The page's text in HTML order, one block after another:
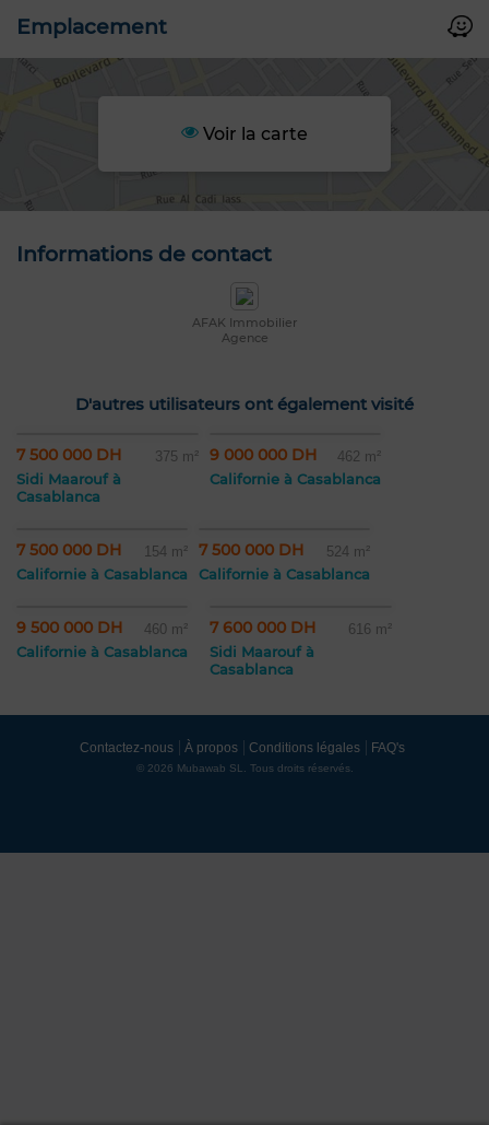
Emplacement
Voir la carte
Informations de contact
AFAK Immobilier
Agence
D'autres utilisateurs ont également visité
7 500 000 DH 375 m²
Sidi Maarouf à
Casablanca
9 000 000 DH 462 m²
Californie à Casablanca
7 500 000 DH 154 m²
Californie à Casablanca
7 500 000 DH 524 m²
Californie à Casablanca
9 500 000 DH 460 m²
Californie à Casablanca
7 600 000 DH 616 m²
Sidi Maarouf à
Casablanca
Contactez-nous À propos Conditions légales FAQ's
© 2026 Mubawab SL. Tous droits réservés.